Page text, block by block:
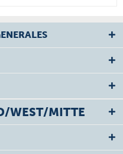
WEST/MITTE